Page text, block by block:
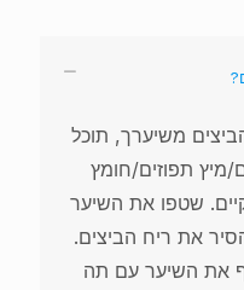
משיערך, תוכל
ליים/מיץ תפוזים/חומץ
שטפו את השיער
את ריח הביצים.
את השיער עם תה